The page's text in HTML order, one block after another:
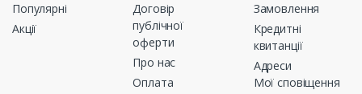
Популярні
Акції
Договір
публічної
оферти
Про нас
Оплата
Замовлення
Кредитні
квитанції
Адреси
Мої сповіщення